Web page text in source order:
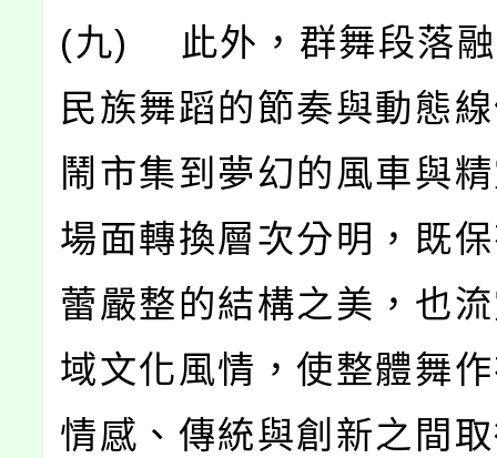
(九) 此外，群舞段落融
民族舞蹈的節奏與動態
鬧市集到夢幻的風車與
場面轉換層次分明，既
蕾嚴整的結構之美，也
域文化風情，使整體舞
情感、傳統與創新之間